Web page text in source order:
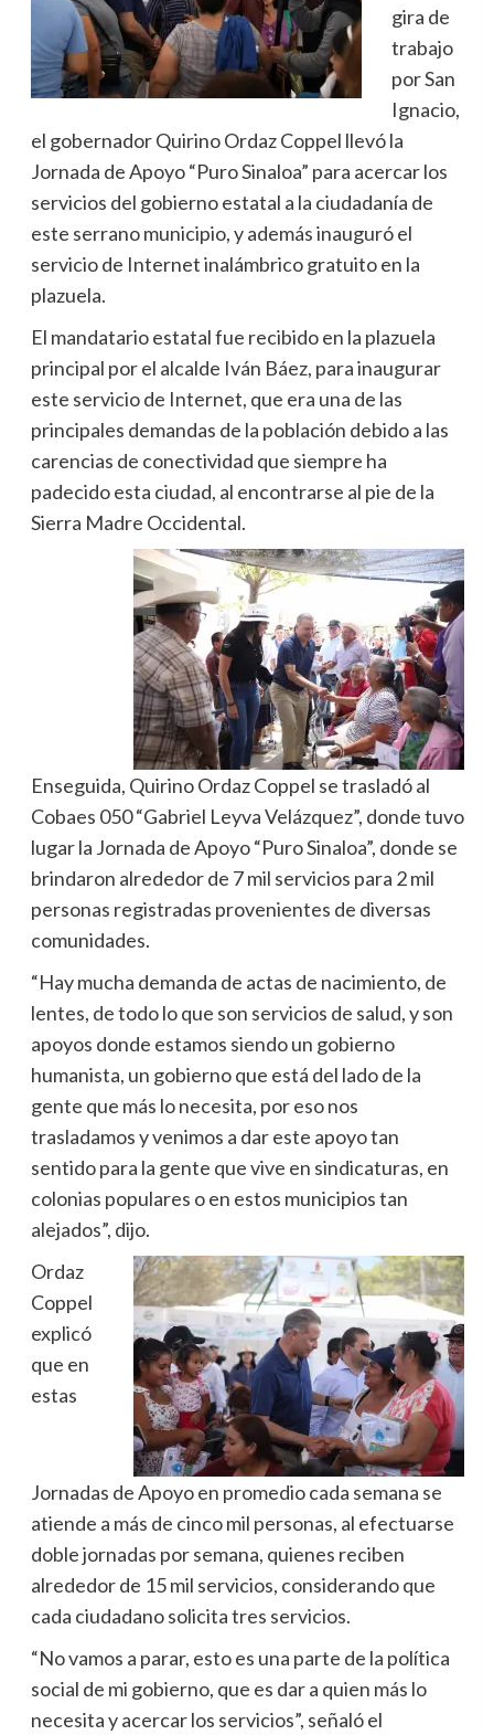
gira de
trabajo
por San
Ignacio,
el gobernador Quirino Ordaz Coppel llevó la
Jornada de Apoyo “Puro Sinaloa” para acercar los
servicios del gobierno estatal a la ciudadanía de
este serrano municipio, y además inauguró el
servicio de Internet inalámbrico gratuito en la
plazuela.
El mandatario estatal fue recibido en la plazuela
principal por el alcalde Iván Báez, para inaugurar
este servicio de Internet, que era una de las
principales demandas de la población debido a las
carencias de conectividad que siempre ha
padecido esta ciudad, al encontrarse al pie de la
Sierra Madre Occidental.
Enseguida, Quirino Ordaz Coppel se trasladó al
Cobaes 050 “Gabriel Leyva Velázquez”, donde tuvo
lugar la Jornada de Apoyo “Puro Sinaloa”, donde se
brindaron alrededor de 7 mil servicios para 2 mil
personas registradas provenientes de diversas
comunidades.
“Hay mucha demanda de actas de nacimiento, de
lentes, de todo lo que son servicios de salud, y son
apoyos donde estamos siendo un gobierno
humanista, un gobierno que está del lado de la
gente que más lo necesita, por eso nos
trasladamos y venimos a dar este apoyo tan
sentido para la gente que vive en sindicaturas, en
colonias populares o en estos municipios tan
alejados”, dijo.
Ordaz
Coppel
explicó
que en
estas
Jornadas de Apoyo en promedio cada semana se
atiende a más de cinco mil personas, al efectuarse
doble jornadas por semana, quienes reciben
alrededor de 15 mil servicios, considerando que
cada ciudadano solicita tres servicios.
“No vamos a parar, esto es una parte de la política
social de mi gobierno, que es dar a quien más lo
necesita y acercar los servicios”, señaló el